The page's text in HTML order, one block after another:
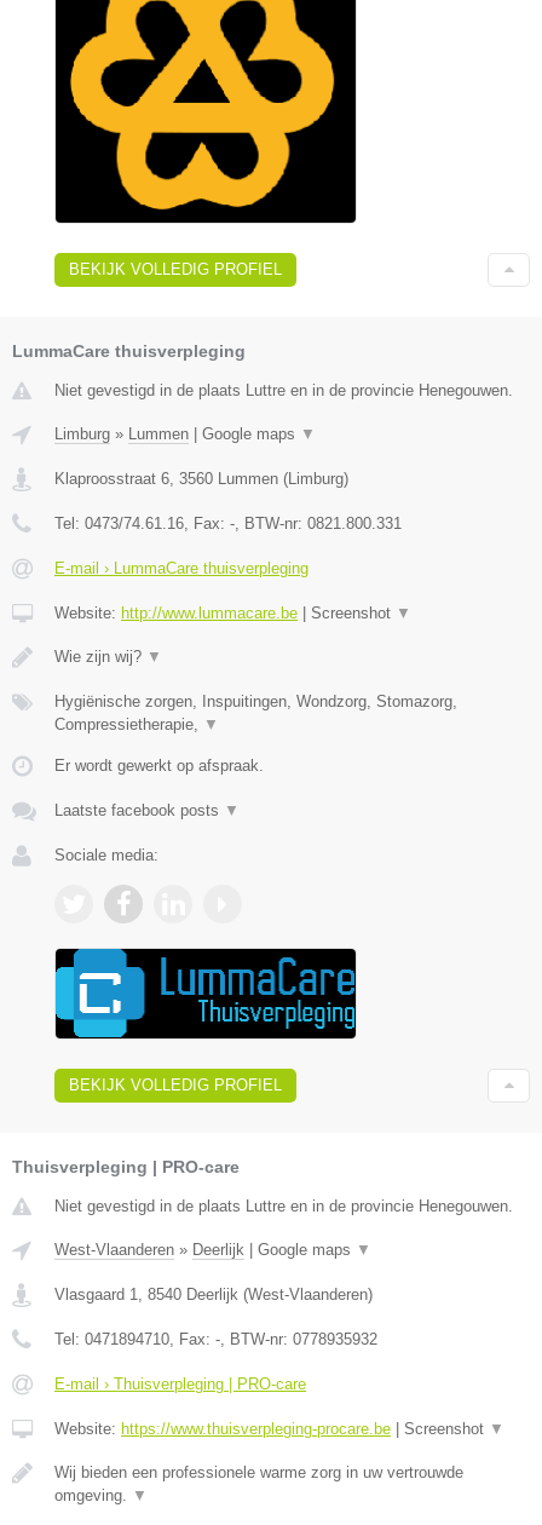
BEKIJK VOLLEDIG PROFIEL
LummaCare thuisverpleging
Niet gevestigd in de plaats Luttre en in de provincie Henegouwen.
Limburg » Lummen Google maps ▼
Klaproosstraat 6, 3560 Lummen (Limburg)
Tel: 0473/74.61.16, Fax: -, BTW-nr: 0821.800.331
E-mail › LummaCare thuisverpleging
Website: http://www.lummacare.be Screenshot ▼
Wie zijn wij? ▼
Hygiënische zorgen, Inspuitingen, Wondzorg, Stomazorg,
Compressietherapie, ▼
Er wordt gewerkt op afspraak.
Laatste facebook posts ▼
Sociale media:
BEKIJK VOLLEDIG PROFIEL
Thuisverpleging | PRO-care
Niet gevestigd in de plaats Luttre en in de provincie Henegouwen.
West-Vlaanderen » Deerlijk | Google maps ▼
Vlasgaard 1 8540 Deerlijk (West-Vlaanderen)
Tel: 0471894710 , Fax: - , BTW-nr: 0778935932
E-mail › Thuisverpleging | PRO-care
Website: https://www.thuisverpleging-procare.be | Screenshot ▼
Wij bieden een professionele warme zorg in uw vertrouwde
omgeving.
▼